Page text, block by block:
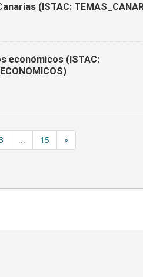
(ISTAC:
económicos (ISTAC:
... 15 »